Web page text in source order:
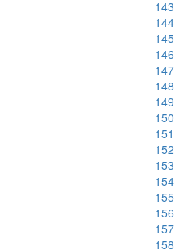
143
144
145
146
147
148
149
150
151
152
153
154
155
156
157
158